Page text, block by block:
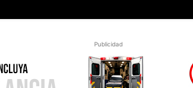
Publicidad